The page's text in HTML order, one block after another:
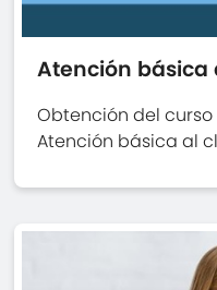
Atención básica
Obtención del
Atención básica al